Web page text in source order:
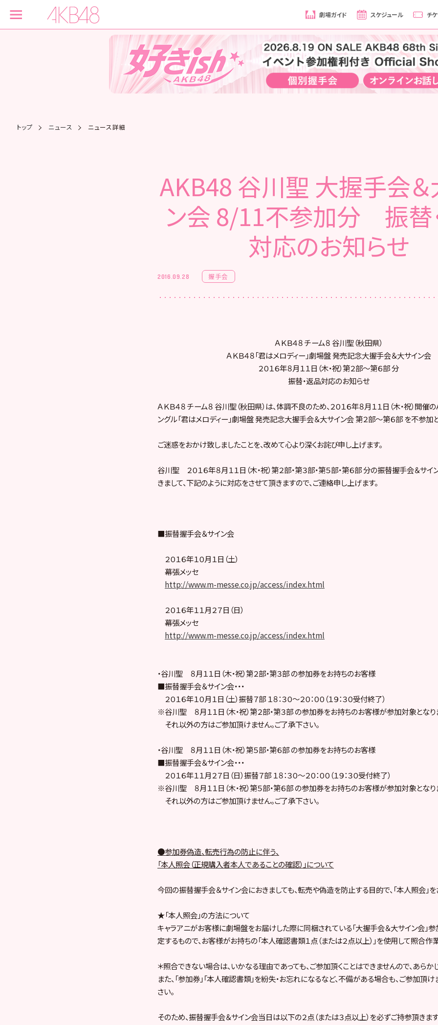
劇場ガイド スケジュール チ
トップ ニュース ニュース詳細
AKB48 谷川聖 大握手会＆
ン会 8/11不参加分 振替
対応のお知らせ
2016.09.28 握手会
ＡＫＢ４８ チーム８ 谷川聖（秋田県）
ＡＫＢ４８「君はメロディー」劇場盤 発売記念大握手会＆大サイン会
２０１６年８月１１日（木・祝）第２部〜第６部 分
振替・返品対応のお知らせ
ＡＫＢ４８ チーム８ 谷川聖（秋田県）は、体調不良のため、２０１６年８月１１日（木・祝）開催の
ングル「君はメロディー」劇場盤 発売記念大握手会＆大サイン会 第２部〜第６部 を不参加
ご迷惑をおかけ致しましたことを、改めて心より深くお詫び申し上げます。
谷川聖 ２０１６年８月１１日（木・祝）第２部・第３部・第５部・第６部 分の振替握手会＆サ
きまして、下記のように対応をさせて頂きますので、ご連絡申し上げます。
■振替握手会＆サイン会
２０１６年１０月１日（土）
幕張メッセ
http://www.m-messe.co.jp/access/index.html
２０１６年１１月２７日（日）
幕張メッセ
http://www.m-messe.co.jp/access/index.html
・谷川聖 ８月１１日（木・祝）第２部・第３部 の参加券をお持ちのお客様
■振替握手会＆サイン会・・・
２０１６年１０月１日（土）振替７部 １８：３０～２０：００（１９：３０受付終了）
※谷川聖 ８月１１日（木・祝）第２部・第３部 の参加券をお持ちのお客様が参加対象となり
それ以外の方はご参加頂けません。ご了承下さい。
・谷川聖 ８月１１日（木・祝）第５部・第６部 の参加券をお持ちのお客様
■振替握手会＆サイン会・・・
２０１６年１１月２７日（日）振替７部 １８：３０～２０：００（１９：３０受付終了）
※谷川聖 ８月１１日（木・祝）第５部・第６部 の参加券をお持ちのお客様が参加対象となり
それ以外の方はご参加頂けません。ご了承下さい。
●参加券偽造、転売行為の防止に伴う、
「本人照会（正規購入者本人であることの確認）」について
今回の振替握手会＆サイン会におきましても、転売や偽造を防止する目的で、「本人照会」を
★「本人照会」の方法について
キャラアニがお客様に劇場盤をお届けした際に同梱されている「大握手会＆大サイン会」
定するもので、お客様がお持ちの「本人確認書類１点（または２点以上）」を使用して照合作
＊照合できない場合は、いかなる理由であっても、ご参加頂くことはできませんので、あらか
また、「参加券」「本人確認書類」を紛失・お忘れになるなど、不備がある場合も、ご参加頂
さい。
そのため、振替握手会＆サイン会当日は以下の２点（または３点以上）を必ずご持参頂きま